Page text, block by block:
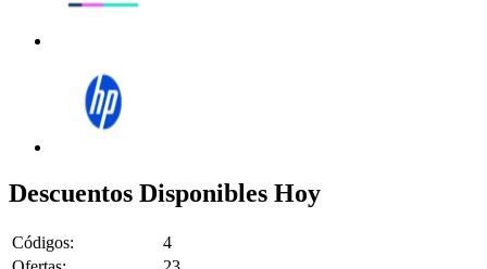
Descuentos Disponibles Hoy
Códigos:
4